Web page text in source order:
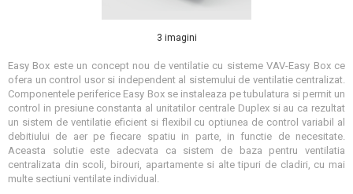
3 imagini
Easy Box este un concept nou de ventilatie cu sisteme VAV-Easy Box ce
ofera un control usor si independent al sistemului de ventilatie centralizat.
Componentele periferice Easy Box se instaleaza pe tubulatura si permit un
control in presiune constanta al unitatilor centrale Duplex si au ca rezultat
un sistem de ventilatie eficient si flexibil cu optiunea de control variabil al
debitiului de aer pe fiecare spatiu in parte, in functie de necesitate.
Aceasta solutie este adecvata ca sistem de baza pentru ventilatia
centralizata din scoli, birouri, apartamente si alte tipuri de cladiri, cu mai
multe sectiuni ventilate individual.